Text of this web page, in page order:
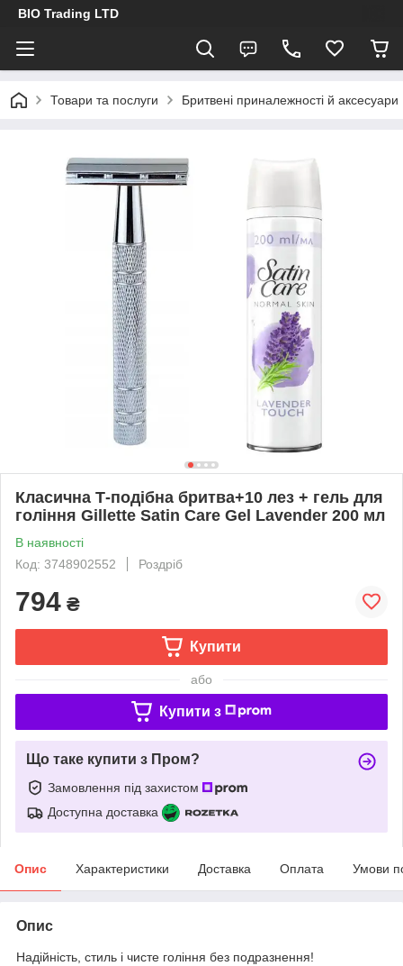
BIO Trading LTD
Товари та послуги Бритвені приналежності й аксесуари
Класична Т-подібна бритва+10 лез + гель для
гоління Gillette Satin Care Gel Lavender 200 мл
В наявності
Код: 3748902552
Роздріб
794 ₴
Купити
або
Купити з
Що таке купити з Пром?
Замовлення під захистом
Доступна доставка
Опис Характеристики Доставка Оплата Умови
Опис
Надійність, стиль і чисте гоління без подразнення!